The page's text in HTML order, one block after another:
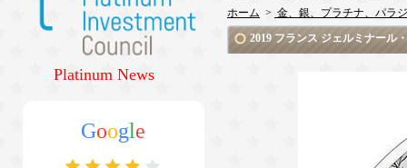
Platinum News
Google
ホーム > 金、銀、プラチナ、パラ
2019 フランス ジェルミナール